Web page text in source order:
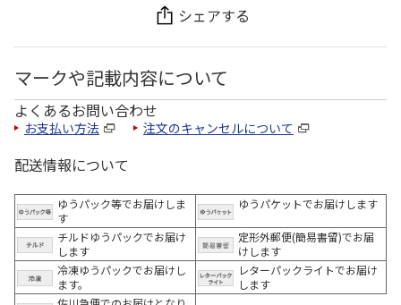
シェアする
マークや記載内容について
よくあるお問い合わせ
お支払い方法 注文のキャンセルについて
配送情報について
ゆうパック等でお届けしま
す
ゆうパケットでお届けします
チルドゆうパックでお届け
します
定形外郵便(簡易書留)でお届
けします
冷凍ゆうパックでお届けし
ます。
レターパックライトでお届け
します